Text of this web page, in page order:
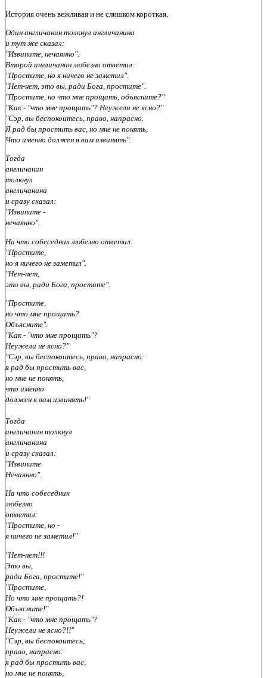
История очень вежливая и не слишком короткая.
Один англичанин толкнул англичанина
и тут же сказал:
"Извините, нечаянно".
Второй англичанин любезно ответил:
"Простите, но я ничего не заметил".
"Нет-нет, это вы, ради Бога, простите".
"Простите, но что мне прощать, объясните?"
"Как - "что мне прощать"? Неужели не ясно?"
"Сэр, вы беспокоитесь, право, напрасно.
Я рад бы простить вас, но мне не понять,
Что именно должен я вам извинять".
Тогда
англичанин
толкнул
англичанина
и сразу сказал:
"Извините -
нечаянно".
На что собеседник любезно ответил:
"Простите,
но я ничего не заметил".
"Нет-нет,
это вы, ради Бога, простите".
"Простите,
но что мне прощать?
Объясните".
"Как - "что мне прощать"?
Неужели не ясно?"
"Сэр, вы беспокоитесь, право, напрасно:
я рад бы простить вас,
но мне не понять,
что именно
должен я вам извинять!"
Тогда
англичанин толкнул
англичанина
и сразу сказал:
"Извините.
Нечаянно".
На что собеседник
любезно
ответил:
"Простите, но -
я ничего не заметил!"
"Нет-нет!!!
Это вы,
ради Бога, простите!"
"Простите,
Но что мне прощать?!
Объясните!"
"Как - "что мне прощать"?
Неужели не ясно?!!"
"Сэр, вы беспокоитесь,
право, напрасно:
я рад бы простить вас,
но мне не понять,